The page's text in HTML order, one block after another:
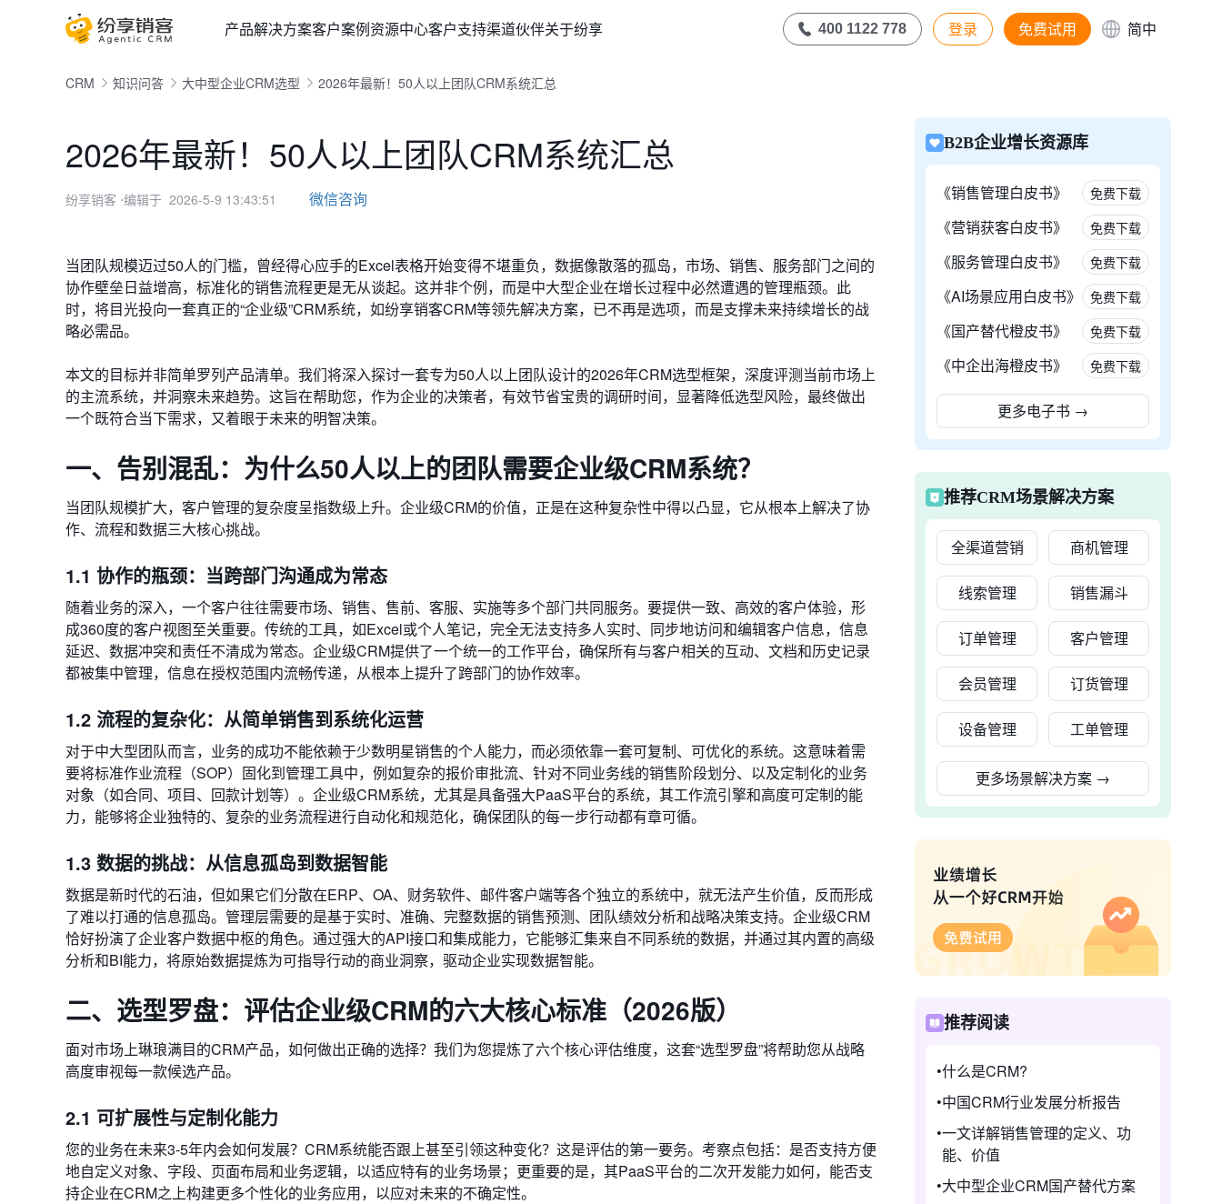
产品解决方案客户案例资源中心客户支持渠道伙伴关于纷享 400 1122 778 登录 免费试用 简中
CRM 知识问答 大中型企业CRM选型 2026年最新！50人以上团队CRM系统汇总
2026年最新！50人以上团队CRM系统汇总
纷享销客 ⋅编辑于 2026-5-9 13:43:51 微信咨询
当团队规模迈过50人的门槛，曾经得心应手的Excel表格开始变得不堪重负，数据像散落的孤岛，市场、销售、服务部门之间的
协作壁垒日益增高，标准化的销售流程更是无从谈起。这并非个例，而是中大型企业在增长过程中必然遭遇的管理瓶颈。此
时，将目光投向一套真正的“企业级”CRM系统，如纷享销客CRM等领先解决方案，已不再是选项，而是支撑未来持续增长的战
略必需品。
本文的目标并非简单罗列产品清单。我们将深入探讨一套专为50人以上团队设计的2026年CRM选型框架，深度评测当前市场上
的主流系统，并洞察未来趋势。这旨在帮助您，作为企业的决策者，有效节省宝贵的调研时间，显著降低选型风险，最终做出
一个既符合当下需求，又着眼于未来的明智决策。
一、告别混乱：为什么50人以上的团队需要企业级CRM系统？
当团队规模扩大，客户管理的复杂度呈指数级上升。企业级CRM的价值，正是在这种复杂性中得以凸显，它从根本上解决了协
作、流程和数据三大核心挑战。
1.1 协作的瓶颈：当跨部门沟通成为常态
随着业务的深入，一个客户往往需要市场、销售、售前、客服、实施等多个部门共同服务。要提供一致、高效的客户体验，形
成360度的客户视图至关重要。传统的工具，如Excel或个人笔记，完全无法支持多人实时、同步地访问和编辑客户信息，信息
延迟、数据冲突和责任不清成为常态。企业级CRM提供了一个统一的工作平台，确保所有与客户相关的互动、文档和历史记录
都被集中管理，信息在授权范围内流畅传递，从根本上提升了跨部门的协作效率。
1.2 流程的复杂化：从简单销售到系统化运营
对于中大型团队而言，业务的成功不能依赖于少数明星销售的个人能力，而必须依靠一套可复制、可优化的系统。这意味着需
要将标准作业流程（SOP）固化到管理工具中，例如复杂的报价审批流、针对不同业务线的销售阶段划分、以及定制化的业务
对象（如合同、项目、回款计划等）。企业级CRM系统，尤其是具备强大PaaS平台的系统，其工作流引擎和高度可定制的能
力，能够将企业独特的、复杂的业务流程进行自动化和规范化，确保团队的每一步行动都有章可循。
1.3 数据的挑战：从信息孤岛到数据智能
数据是新时代的石油，但如果它们分散在ERP、OA、财务软件、邮件客户端等各个独立的系统中，就无法产生价值，反而形成
了难以打通的信息孤岛。管理层需要的是基于实时、准确、完整数据的销售预测、团队绩效分析和战略决策支持。企业级CRM
恰好扮演了企业客户数据中枢的角色。通过强大的API接口和集成能力，它能够汇集来自不同系统的数据，并通过其内置的高级
分析和BI能力，将原始数据提炼为可指导行动的商业洞察，驱动企业实现数据智能。
二、选型罗盘：评估企业级CRM的六大核心标准（2026版）
面对市场上琳琅满目的CRM产品，如何做出正确的选择？我们为您提炼了六个核心评估维度，这套“选型罗盘”将帮助您从战略
高度审视每一款候选产品。
2.1 可扩展性与定制化能力
您的业务在未来3-5年内会如何发展？CRM系统能否跟上甚至引领这种变化？这是评估的第一要务。考察点包括：是否支持方便
地自定义对象、字段、页面布局和业务逻辑，以适应特有的业务场景；更重要的是，其PaaS平台的二次开发能力如何，能否支
持企业在CRM之上构建更多个性化的业务应用，以应对未来的不确定性。
B2B企业增长资源库
《销售管理白皮书》 免费下载
《营销获客白皮书》 免费下载
《服务管理白皮书》 免费下载
《AI场景应用白皮书》 免费下载
《国产替代橙皮书》 免费下载
《中企出海橙皮书》 免费下载
更多电子书 →
推荐CRM场景解决方案
全渠道营销 商机管理
线索管理 销售漏斗
订单管理 客户管理
会员管理 订货管理
设备管理 工单管理
更多场景解决方案 →
推荐阅读
什么是CRM?
中国CRM行业发展分析报告
一文详解销售管理的定义、功
能、价值
大中型企业CRM国产替代方案